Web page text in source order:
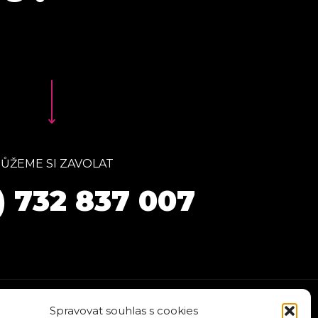
Spravovat souhlas s cookies
SI ZAVOLAT
732 837 007